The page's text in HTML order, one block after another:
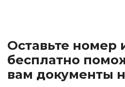
Оставьте номер
бесплатно
вам документы